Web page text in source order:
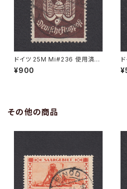
ドイツ 25M Mi#236 使用済み
切手｜BRESLAU 8.6.1923
¥900
f
その他の商品